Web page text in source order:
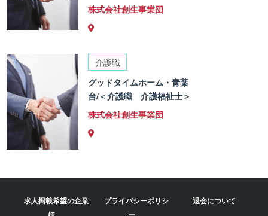
株式会社創生事業団
介護職
グッドタイムホーム・青葉
台/＜介護職 介護福祉士＞
株式会社創生事業団
求人掲載希望の企業
プライバシーポリシ
退会について